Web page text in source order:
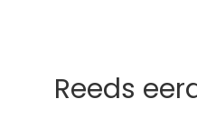
Reeds